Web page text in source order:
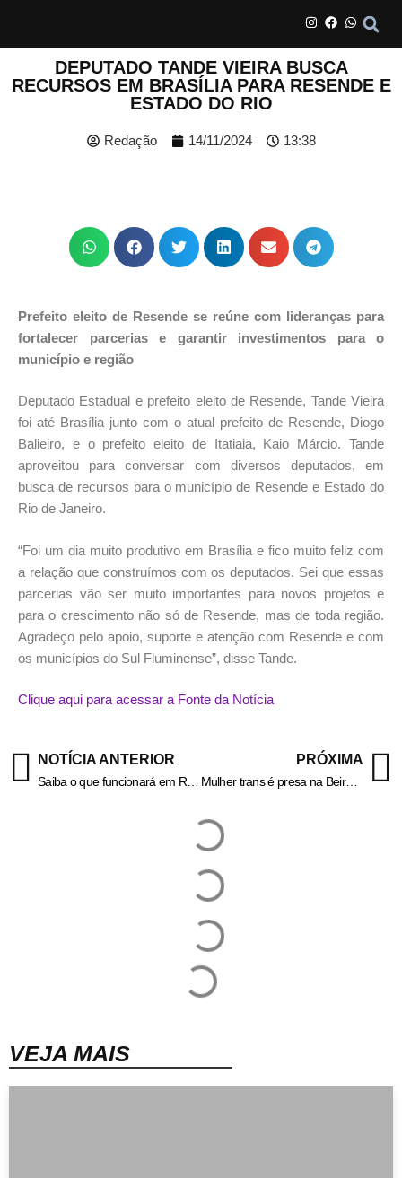
DEPUTADO TANDE VIEIRA BUSCA
RECURSOS EM BRASÍLIA PARA RESENDE E
ESTADO DO RIO
Redação 14/11/2024 13:38
Prefeito eleito de Resende se reúne com lideranças para
fortalecer parcerias e garantir investimentos para o
município e região
Deputado Estadual e prefeito eleito de Resende, Tande Vieira
foi até Brasília junto com o atual prefeito de Resende, Diogo
Balieiro, e o prefeito eleito de Itatiaia, Kaio Márcio. Tande
aproveitou para conversar com diversos deputados, em
busca de recursos para o município de Resende e Estado do
Rio de Janeiro.
“Foi um dia muito produtivo em Brasília e fico muito feliz com
a relação que construímos com os deputados. Sei que essas
parcerias vão ser muito importantes para novos projetos e
para o crescimento não só de Resende, mas de toda região.
Agradeço pelo apoio, suporte e atenção com Resende e com
os municípios do Sul Fluminense”, disse Tande.
Clique aqui para acessar a Fonte da Notícia
NOTÍCIA ANTERIOR PRÓXIMA
Mulher trans é presa na Beira-Rio, em Volta Redonda – Informa Cidade
VEJA MAIS